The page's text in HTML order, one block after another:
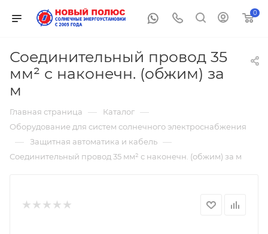
0
Соединительный провод 35
мм² с наконечн. (обжим) за
м
Главная страница — Каталог —
Оборудование для систем солнечного электроснабжения
— Защитная автоматика и кабель —
Соединительный провод 35 мм² с наконечн. (обжим) за м